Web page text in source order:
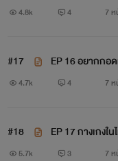
4.8k 4 7 ห
#17 EP 16 อยากกอ
4.7k 4 7 ห
#18 EP 17 กางเกงใ
5.7k 3 7 ห